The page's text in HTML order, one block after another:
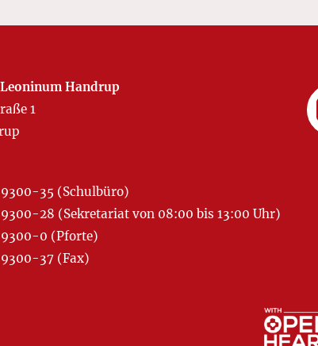
Handrup
1
35 (Schulbüro)
28 (Sekretariat von 08:00 bis 13:00 Uhr)
0 (Pforte)
37 (Fax)